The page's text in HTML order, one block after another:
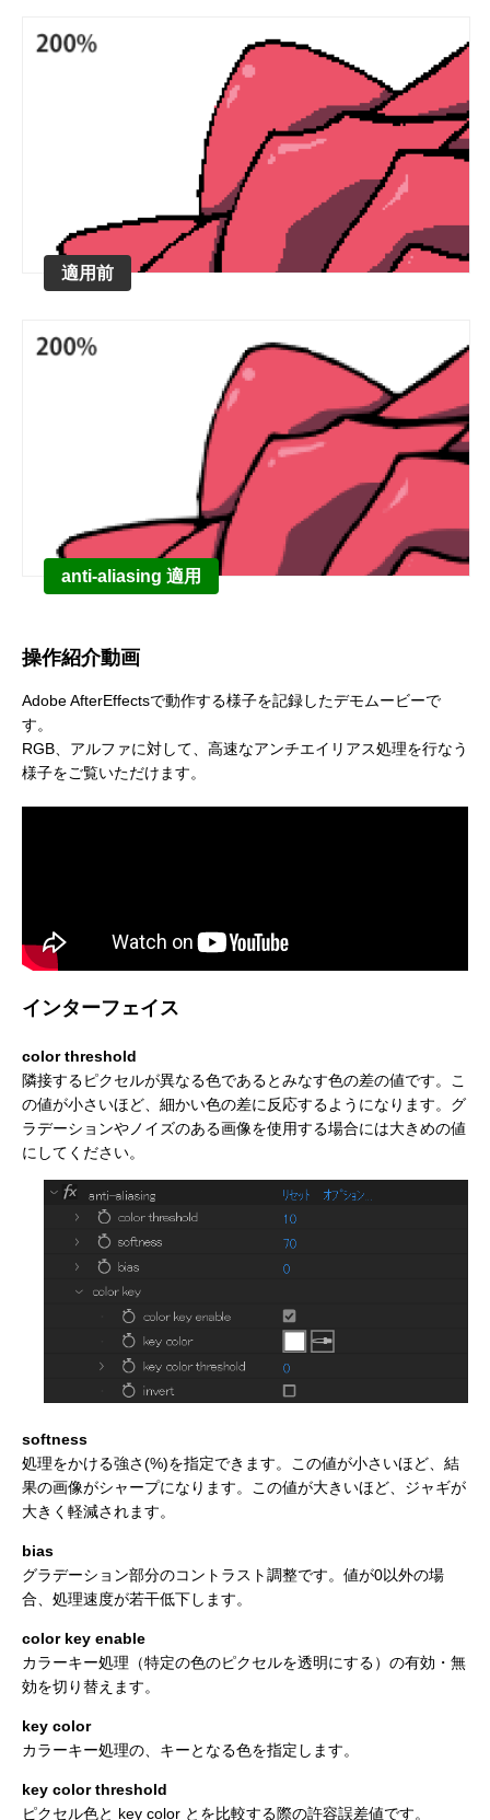
補改訂版』発売記念セミナー
2026.03.25
建築ビジュアライゼーションMeetUp第8弾
【動画配信】 Epic
Twinmotion 2021
ションのご紹介
2021.05.12
Autodesk Fusion × Rhinoによる次世代デ
ザインワークフロー
2026.03.12
【動画】3ds Maxに
ータを有効活用しま
2021.04.30
RUBICON』メイキ
制作ワークフロー
2024.04.24
Kviz特別セミナー「Studio Tim Fuが語る、
『MERCURY Entei Ryu造形作品集』発売
記念セミナーレポート 第一部：造形思想に
基づく作品制作の舞台裏
2026.01.20
『MERCURY Entei
による作品添削指導
2026.01.20
差別化を！ Character Creator/Mayaとの連
携 – アパレル業界DXセミナーPart3「3Dで
実現できる未来」
2022.03.20
Part2「3Dで実現で
2022.03.20
適用前
anti-aliasing 適用
操作紹介動画
Adobe AfterEffectsで動作する様子を記録したデモムービーで
す。
RGB、アルファに対して、高速なアンチエイリアス処理を行なう
様子をご覧いただけます。
インターフェイス
color threshold
隣接するピクセルが異なる色であるとみなす色の差の値です。こ
の値が小さいほど、細かい色の差に反応するようになります。グ
ラデーションやノイズのある画像を使用する場合には大きめの値
にしてください。
softness
処理をかける強さ(%)を指定できます。この値が小さいほど、結
果の画像がシャープになります。この値が大きいほど、ジャギが
大きく軽減されます。
bias
グラデーション部分のコントラスト調整です。値が0以外の場
合、処理速度が若干低下します。
color key enable
カラーキー処理（特定の色のピクセルを透明にする）の有効・無
効を切り替えます。
key color
カラーキー処理の、キーとなる色を指定します。
key color threshold
ピクセル色と key color とを比較する際の許容誤差値です。